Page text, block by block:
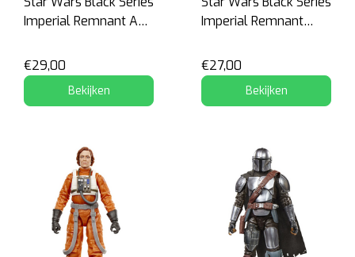
Imperial Remnant AT-
€29,00
Bekijken
Imperial Remnant
€27,00
Bekijken